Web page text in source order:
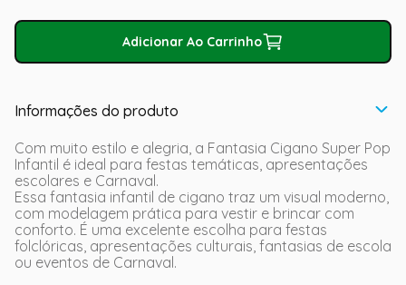
Adicionar Ao Carrinho
Informações do produto
Com muito estilo e alegria, a Fantasia Cigano Super Pop
Infantil é ideal para festas temáticas, apresentações
escolares e Carnaval.
Essa fantasia infantil de cigano traz um visual moderno,
com modelagem prática para vestir e brincar com
conforto. É uma excelente escolha para festas
folclóricas, apresentações culturais, fantasias de escola
ou eventos de Carnaval.